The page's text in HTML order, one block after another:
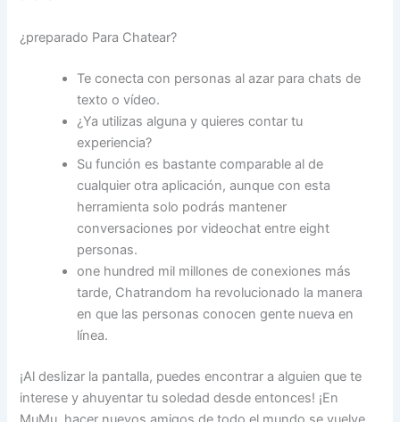
¿preparado Para Chatear?
Te conecta con personas al azar para chats de
texto o vídeo.
¿Ya utilizas alguna y quieres contar tu
experiencia?
Su función es bastante comparable al de
cualquier otra aplicación, aunque con esta
herramienta solo podrás mantener
conversaciones por videochat entre eight
personas.
one hundred mil millones de conexiones más
tarde, Chatrandom ha revolucionado la manera
en que las personas conocen gente nueva en
línea.
¡Al deslizar la pantalla, puedes encontrar a alguien que te
interese y ahuyentar tu soledad desde entonces! ¡En